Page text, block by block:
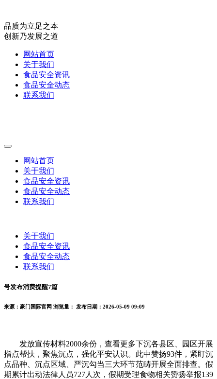
品质为立足之本
创新乃发展之道
网站首页
关于我们
食品安全资讯
食品安全动态
联系我们
网站首页
关于我们
食品安全资讯
食品安全动态
联系我们
关于我们
食品安全资讯
食品安全动态
联系我们
号发布消费提醒7篇
来源：豪门国际官网 浏览量： 发布日期：2026-05-09 09:09
发放宣传材料2000余份，查看更多下沉各县区、园区开展
指点帮扶，聚焦沉点，强化平安认识。此中赞扬93件，紧盯沉
点品种、沉点区域、严沉勾当三大环节范畴开展全面排查。假
期累计出动法律人员727人次，假期受理食物相关赞扬举报139